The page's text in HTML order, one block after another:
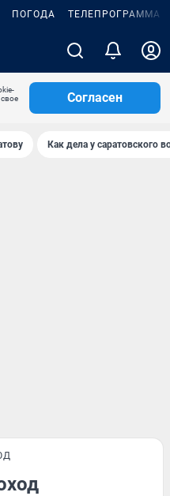
ПОГОДА ТЕЛЕПРОГРАММА
Согласен
Как дела у саратовского